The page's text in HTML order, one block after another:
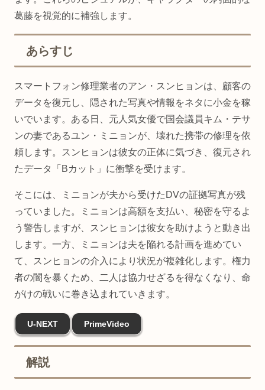
葛藤を視覚的に補強します。
あらすじ
スマートフォン修理業者のアン・スンヒョンは、顧客の
データを復元し、隠された写真や情報をネタに小金を稼
いでいます。ある日、元人気女優で国会議員キム・テサ
ンの妻であるユン・ミニョンが、壊れた携帯の修理を依
頼します。スンヒョンは彼女の正体に気づき、復元され
たデータ「Bカット」に衝撃を受けます。
そこには、ミニョンが夫から受けたDVの証拠写真が残
っていました。ミニョンは高額を支払い、秘密を守るよ
う警告しますが、スンヒョンは彼女を助けようと動き出
します。一方、ミニョンは夫を陥れる計画を進めてい
て、スンヒョンの介入により状況が複雑化します。権力
者の闇を暴くため、二人は協力せざるを得なくなり、命
がけの戦いに巻き込まれていきます。
U-NEXT PrimeVideo
解説